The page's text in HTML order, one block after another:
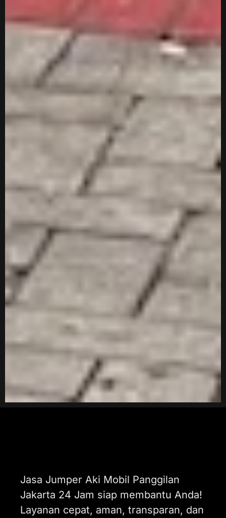
Jasa Jumper Aki Mobil Panggilan
Jakarta 24 Jam siap membantu Anda!
Layanan cepat, aman, transparan, dan